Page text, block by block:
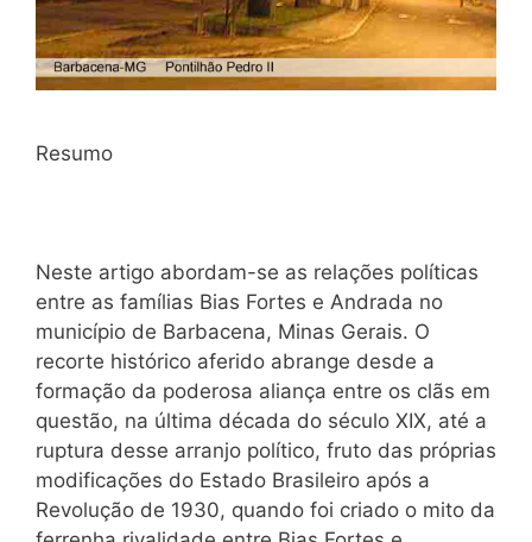
Resumo
Neste artigo abordam-se as relações políticas
entre as famílias Bias Fortes e Andrada no
município de Barbacena, Minas Gerais. O
recorte histórico aferido abrange desde a
formação da poderosa aliança entre os clãs em
questão, na última década do século XIX, até a
ruptura desse arranjo político, fruto das próprias
modificações do Estado Brasileiro após a
Revolução de 1930, quando foi criado o mito da